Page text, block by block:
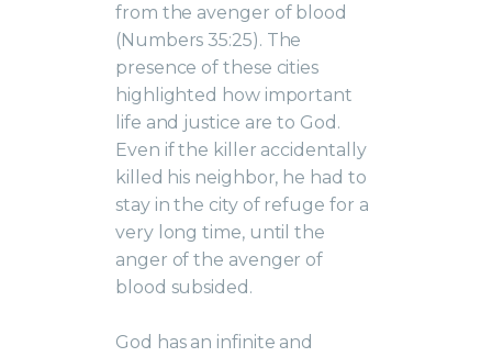
from the avenger of blood
(Numbers 35:25). The
presence of these cities
highlighted how important
life and justice are to God.
Even if the killer accidentally
killed his neighbor, he had to
stay in the city of refuge for a
very long time, until the
anger of the avenger of
blood subsided.
God has an infinite and